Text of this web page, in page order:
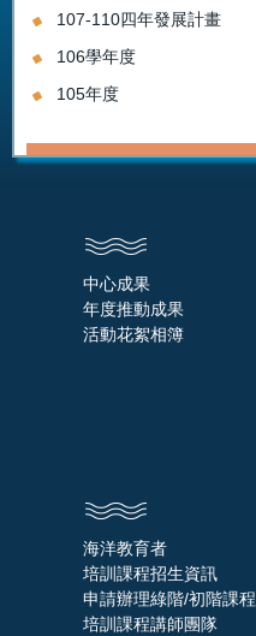
107-110四年發展計畫
106學年度
105年度
中心成果
年度推動成果
活動花絮相簿
海洋教育者
培訓課程招生資訊
申請辦理綠階/初階課程
培訓課程講師團隊